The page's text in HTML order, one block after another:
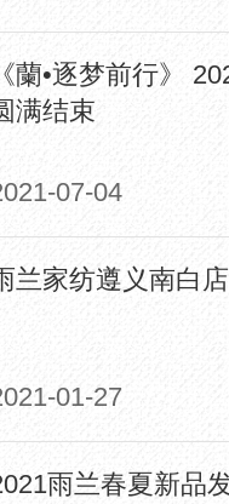
《蘭•逐梦前行》
满结束
07-04
兰家纺遵义南白
01-27
雨兰春夏新品